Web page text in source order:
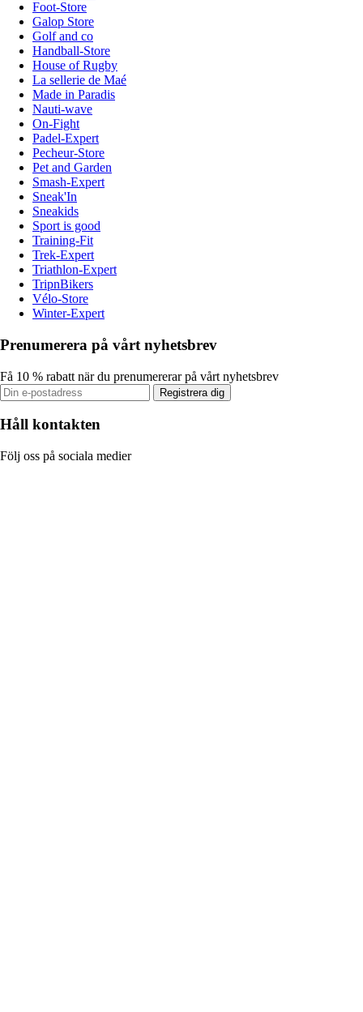
Foot-Store
Galop Store
Golf and co
Handball-Store
House of Rugby
La sellerie de Maé
Made in Paradis
Nauti-wave
On-Fight
Padel-Expert
Pecheur-Store
Pet and Garden
Smash-Expert
Sneak'In
Sneakids
Sport is good
Training-Fit
Trek-Expert
Triathlon-Expert
TripnBikers
Vélo-Store
Winter-Expert
Prenumerera på vårt nyhetsbrev
Få 10 % rabatt när du prenumererar på vårt nyhetsbrev
Registrera dig
Håll kontakten
Följ oss på sociala medier